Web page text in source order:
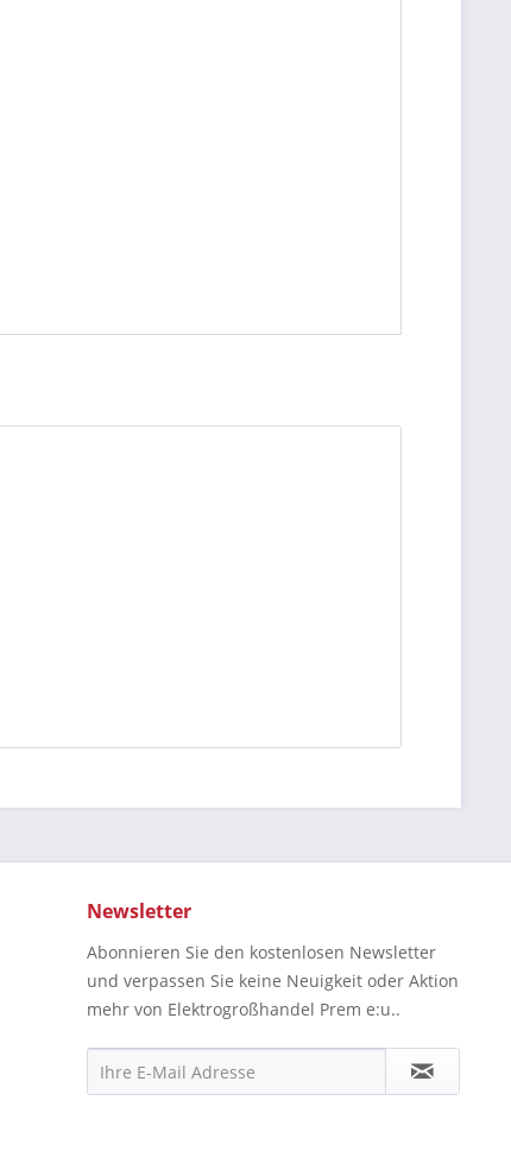
Newsletter
Abonnieren Sie den kostenlosen Newsletter
und verpassen Sie keine Neuigkeit oder Aktion
mehr von Elektrogroßhandel Prem e:u..